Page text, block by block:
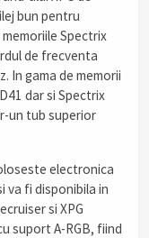
bun pentru
Spectrix
de frecventa
In gama de memorii
dar si Spectrix
un tub superior
electronica
va fi disponibila in
si XPG
suport A-RGB, fiind